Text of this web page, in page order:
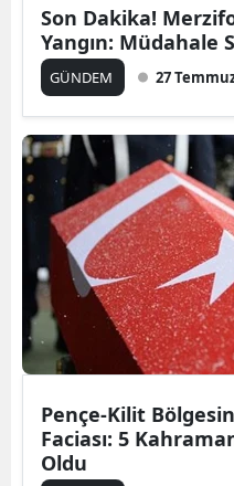
Son Dakika!
Yangın: Müdahale
GÜNDEM 27
Pençe‑Kilit
Faciası: 5
Oldu